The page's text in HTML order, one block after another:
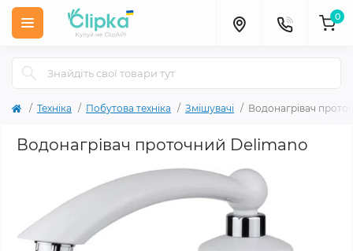
0
Техніка Побутова техніка Змішувачі Водонагрівач
Водонагрівач проточний Delimano